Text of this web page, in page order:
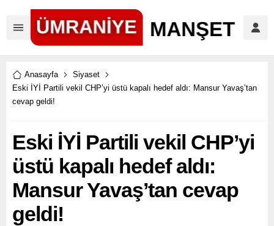
Anasayfa
Siyaset
Eski İYİ Partili vekil CHP’yi üstü kapalı hedef aldı: Mansur Yavaş’tan
cevap geldi!
Eski İYİ Partili vekil CHP’yi
üstü kapalı hedef aldı:
Mansur Yavaş’tan cevap
geldi!